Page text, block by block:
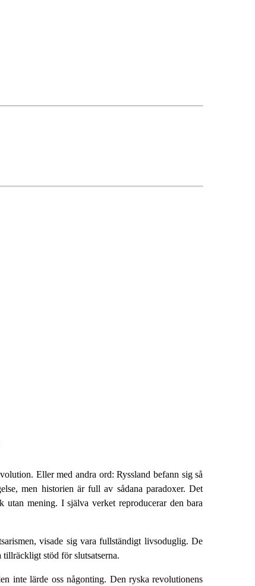
Eller med andra ord: Ryssland befann sig så
men historien är full av sådana paradoxer. Det
utan mening. I själva verket reproducerar den bara
visade sig vara fullständigt livsoduglig. De
stöd för slutsatserna.
inte lärde oss någonting. Den ryska revolutionens